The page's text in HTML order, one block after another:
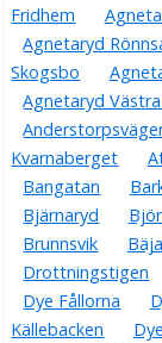
Fridhem
Agnetaryd
Skogsbo
Agnetaryd
Kvarnaberget
Bangatan
Bjärnaryd
Brunnsvik
Drottningstigen
Dye Fållorna
Källebacken